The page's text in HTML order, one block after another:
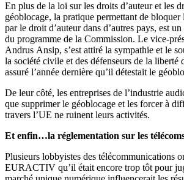
En plus de la loi sur les droits d’auteur et les
géoblocage, la pratique permettant de bloquer
par le droit d’auteur dans d’autres pays, est
du programme de la Commission. Le vice-
Andrus Ansip, s’est attiré la sympathie et le
la société civile et des défenseurs de la liberté
assuré l’année dernière qu’il détestait le
De leur côté, les entreprises de l’industrie
que supprimer le géoblocage et les forcer à
travers l’UE ne ruinent leurs activités.
Et enfin…la réglementation sur les
Plusieurs lobbyistes des télécommunications
EURACTIV qu’il était encore trop tôt pour